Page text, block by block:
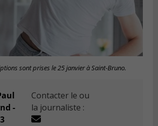
sont prises le 25 janvier à Saint-Bruno.
-
Contacter le ou
la journaliste :